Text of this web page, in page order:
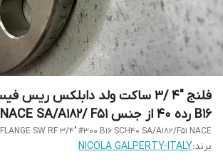
B16 رده 40 از جنس NACE SA/A182/ F51
FLANGE SW RF 3/4" #300 B16 SCH40 SA/A182/F51 NACE
برند:NICOLA GALPERTY-ITALY